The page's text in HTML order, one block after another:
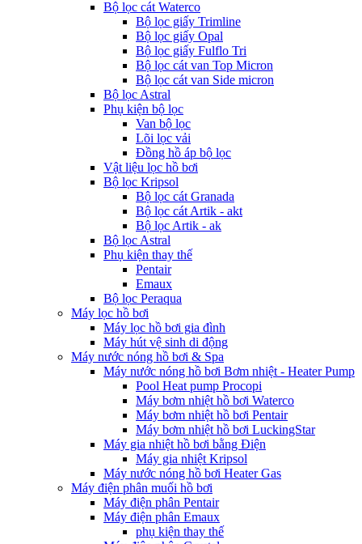
Bộ lọc cát Waterco
Bộ lọc giấy Trimline
Bộ lọc giấy Opal
Bộ lọc giấy Fulflo Tri
Bộ lọc cát van Top Micron
Bộ lọc cát van Side micron
Bộ lọc Astral
Phụ kiện bộ lọc
Van bộ lọc
Lõi lọc vải
Đồng hồ áp bộ lọc
Vật liệu lọc hồ bơi
Bộ lọc Kripsol
Bộ lọc cát Granada
Bộ lọc cát Artik - akt
Bộ lọc Artik - ak
Bộ lọc Astral
Phụ kiện thay thế
Pentair
Emaux
Bộ lọc Peraqua
Máy lọc hồ bơi
Máy lọc hồ bơi gia đình
Máy hút vệ sinh di động
Máy nước nóng hồ bơi & Spa
Máy nước nóng hồ bơi Bơm nhiệt - Heater Pump
Pool Heat pump Procopi
Máy bơm nhiệt hồ bơi Waterco
Máy bơm nhiệt hồ bơi Pentair
Máy bơm nhiệt hồ bơi LuckingStar
Máy gia nhiệt hồ bơi bằng Điện
Máy gia nhiệt Kripsol
Máy nước nóng hồ bơi Heater Gas
Máy điện phân muối hồ bơi
Máy điện phân Pentair
Máy điện phân Emaux
phụ kiện thay thế